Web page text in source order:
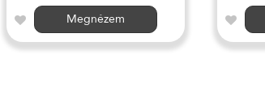
Megnézem